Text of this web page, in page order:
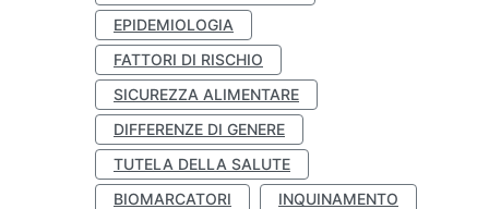
EPIDEMIOLOGIA
FATTORI DI RISCHIO
SICUREZZA ALIMENTARE
DIFFERENZE DI GENERE
TUTELA DELLA SALUTE
BIOMARCATORI
INQUINAMENTO